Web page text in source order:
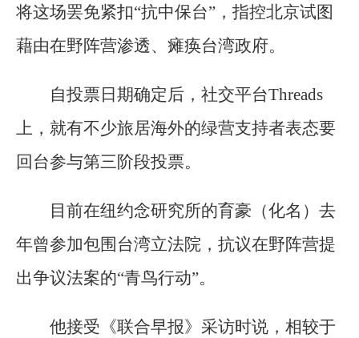
将这场罢免紧扣“抗中保台”，指控北京试图
藉由在野阵营渗透、瘫痪台湾政府。
自投票日期确定后，社交平台Threads
上，就有不少旅居海外的绿营支持者表态要
回台参与第三阶段投票。
目前在纽约念研究所的育豪（化名）去
年曾参加包围台湾立法院，抗议在野阵营提
出争议法案的“青鸟行动”。
他接受《联合早报》采访时说，相较于